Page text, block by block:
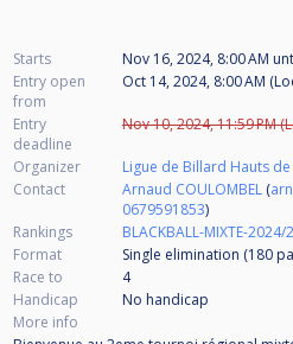
Starts Nov 16, 2024, 8:00 AM
Entry open
from
Oct 14, 2024, 8:00 AM
Entry
deadline
Nov 10, 2024, 11:59 PM
Organizer
Ligue de Billard Hauts de
Contact
Arnaud COULOMBEL (
0679591853)
Rankings
BLACKBALL-MIXTE-2024/
Format
Single elimination (180
Race to
4
Handicap
No handicap
More info